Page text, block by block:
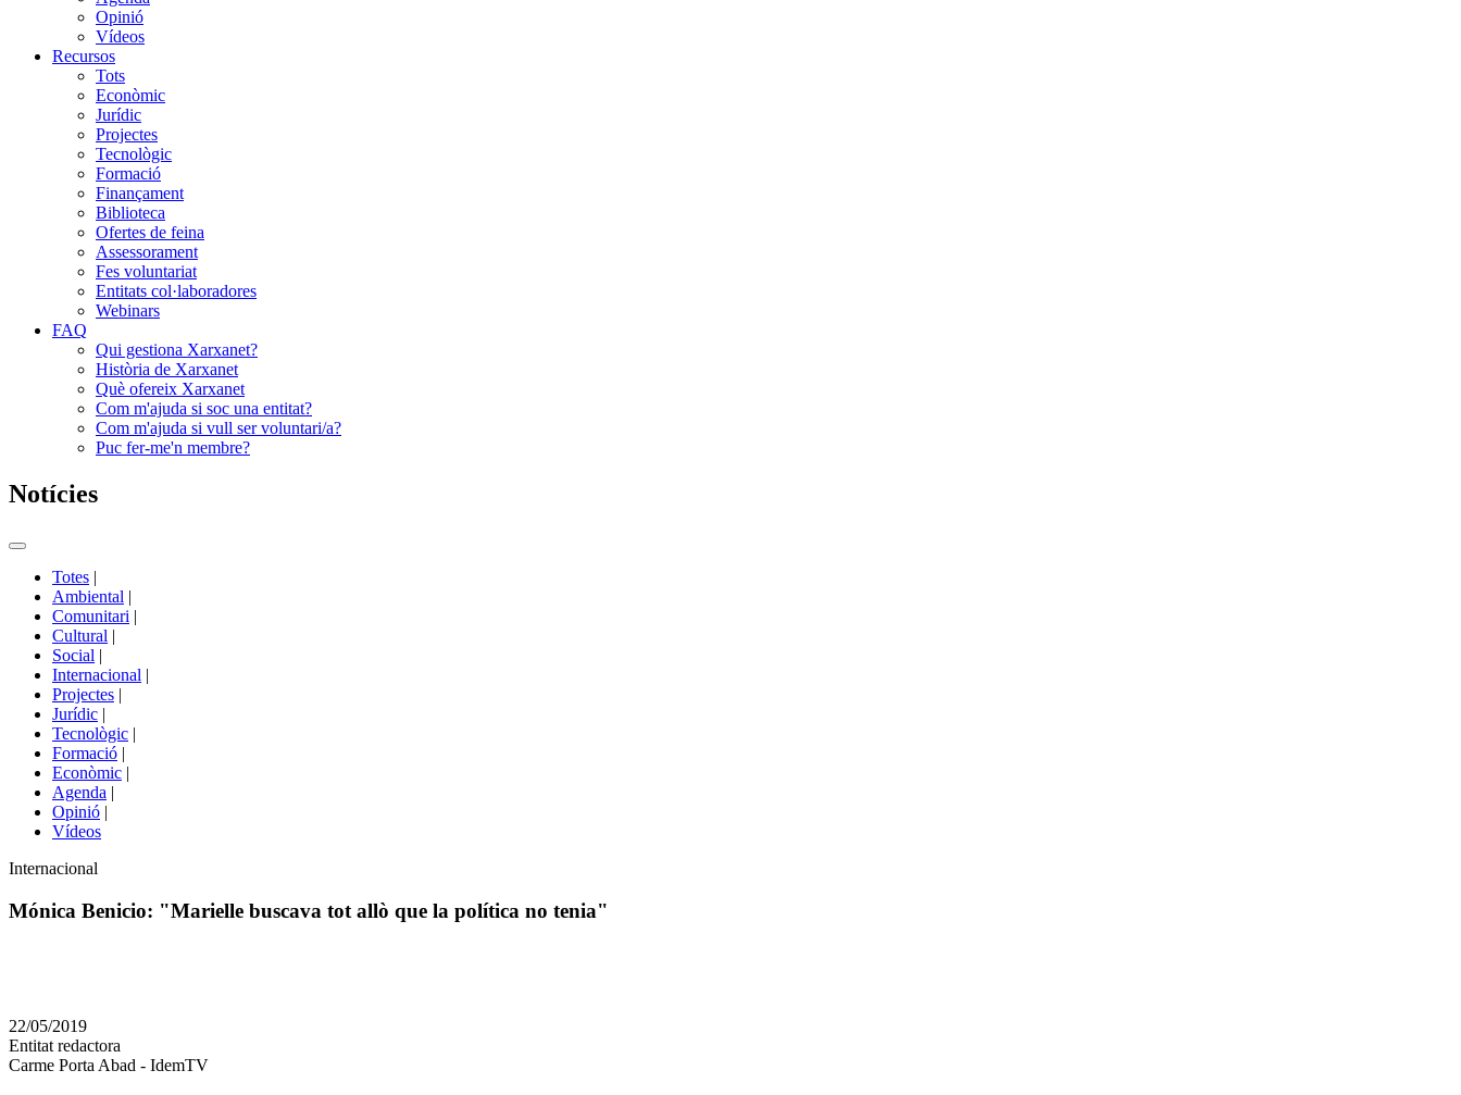
Opinió
Vídeos
Recursos
Tots
Econòmic
Jurídic
Projectes
Tecnològic
Formació
Finançament
Biblioteca
Ofertes de feina
Assessorament
Fes voluntariat
Entitats col·laboradores
Webinars
FAQ
Qui gestiona Xarxanet?
Història de Xarxanet
Què ofereix Xarxanet
Com m'ajuda si soc una entitat?
Com m'ajuda si vull ser voluntari/a?
Puc fer-me'n membre?
Notícies
Commutador
portals
Totes |
Ambiental |
Comunitari |
Cultural |
Social |
Internacional |
Projectes |
Jurídic |
Tecnològic |
Formació |
Econòmic |
Agenda |
Opinió |
Vídeos
Àmbit
la
Internacional
Mónica Benicio: "Marielle buscava tot allò que la política no tenia"
en
altres
xarxes
socials
22/05/2019
Entitat redactora
Carme Porta Abad - IdemTV